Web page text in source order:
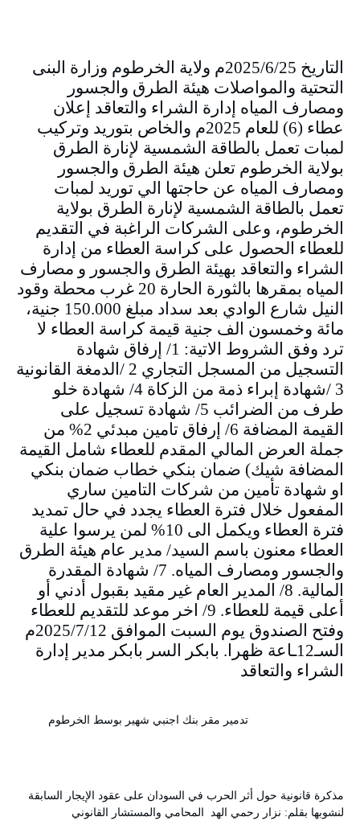
التاريخ 2025/6/25م ولاية الخرطوم وزارة البنى
التحتية والمواصلات هيئة الطرق والجسور
ومصارف المياه إدارة الشراء والتعاقد إعلان
عطاء (6) للعام 2025م والخاص بتوريد وتركيب
لمبات تعمل بالطاقة الشمسية لإنارة الطرق
بولاية الخرطوم تعلن هيئة الطرق والجسور
ومصارف المياه عن حاجتها الي توريد لمبات
تعمل بالطاقة الشمسية لإنارة الطرق بولاية
الخرطوم، وعلى الشركات الراغبة في التقديم
للعطاء الحصول على كراسة العطاء من إدارة
الشراء والتعاقد بهيئة الطرق والجسور و مصارف
المياه بمقرها بالثورة الحارة 20 غرب محطة وقود
النيل شارع الوادي بعد سداد مبلغ 150.000 جنية،
مائة وخمسون الف جنية قيمة كراسة العطاء لا
ترد وفق الشروط الاتية: 1/ إرفاق شهادة
التسجيل من المسجل التجاري 2 /الدمغة القانونية
3 /شهادة إبراء ذمة من الزكاة 4/ شهادة خلو
طرف من الضرائب 5/ شهادة تسجيل على
القيمة المضافة 6/ إرفاق تامين مبدئي 2% من
جملة العرض المالي المقدم للعطاء شامل القيمة
المضافة شيك) ضمان بنكي خطاب ضمان بنكي
او شهادة تأمين من شركات التامين ساري
المفعول خلال فترة العطاء يجدد في حال تمديد
فترة العطاء ويكمل الى 10% لمن يرسوا علية
العطاء معنون باسم السيد/ مدير عام هيئة الطرق
والجسور ومصارف المياه. 7/ شهادة المقدرة
المالية. 8/ المدير العام غير مقيد بقبول أدني أو
أعلى قيمة للعطاء. 9/ اخر موعد للتقديم للعطاء
وفتح الصندوق يوم السبت الموافق 2025/7/12م
السـ12ـاعة ظهرا. بابكر السر بابكر مدير إدارة
الشراء والتعاقد
تدمير مقر بنك اجنبي شهير بوسط الخرطوم
مذكرة قانونية حول أثر الحرب في السودان على عقود الإيجار السابقة
لنشوبها بقلم: نزار رحمي الهد المحامي والمستشار القانوني